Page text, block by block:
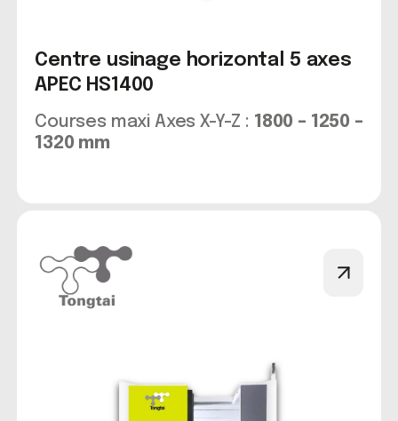
Centre usinage horizontal 5 axes
APEC HS1400
Courses maxi Axes X-Y-Z : 1800 – 1250 –
1320 mm